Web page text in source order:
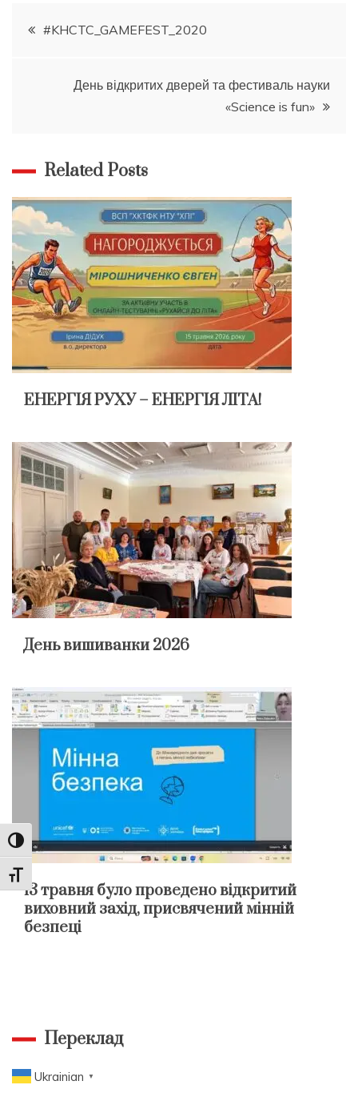
Toggle High Contrast
Toggle Font size
Навігація
#KHCTC_GAMEFEST_2020
День відкритих дверей та фестиваль науки
«Science is fun»
Related Posts
ЕНЕРГІЯ РУХУ – ЕНЕРГІЯ ЛІТА!
День вишиванки 2026
13 травня було проведено відкритий
виховний захід, присвячений мінній
безпеці
Переклад
Ukrainian ▼